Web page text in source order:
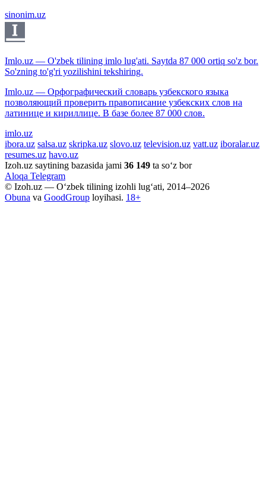
sinonim.uz
Imlo.uz — O'zbek tilining imlo lug'ati. Saytda 87 000 ortiq so'z bor.
So'zning to'g'ri yozilishini tekshiring.
Imlo.uz — Орфографический словарь узбекского языка
позволяющий проверить правописание узбекских слов на
латинице и кириллице. В базе более 87 000 слов.
imlo.uz
ibora.uz salsa.uz skripka.uz slovo.uz television.uz vatt.uz iboralar.uz
resumes.uz havo.uz
Izoh.uz saytining bazasida jami 36 149 ta so‘z bor
Aloqa Telegram
© Izoh.uz — O‘zbek tilining izohli lug‘ati, 2014–2026
Obuna va GoodGroup loyihasi. 18+